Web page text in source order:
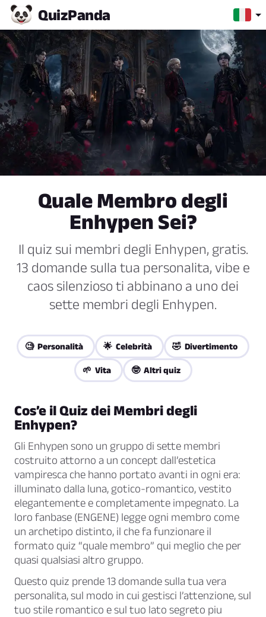
QuizPanda
Quale Membro degli
Enhypen Sei?
Il quiz sui membri degli Enhypen, gratis.
13 domande sulla tua personalita, vibe e
caos silenzioso ti abbinano a uno dei
sette membri degli Enhypen.
🧐 Personalità 🌟 Celebrità 🤣 Divertimento
🌱 Vita 🤓 Altri quiz
Cos’e il Quiz dei Membri degli
Enhypen?
Gli Enhypen sono un gruppo di sette membri
costruito attorno a un concept dall’estetica
vampiresca che hanno portato avanti in ogni era:
illuminato dalla luna, gotico-romantico, vestito
elegantemente e completamente impegnato. La
loro fanbase (ENGENE) legge ogni membro come
un archetipo distinto, il che fa funzionare il
formato quiz “quale membro” qui meglio che per
quasi qualsiasi altro gruppo.
Questo quiz prende 13 domande sulla tua vera
personalita, sul modo in cui gestisci l’attenzione, sul
tuo stile romantico e sul tuo lato segreto piu